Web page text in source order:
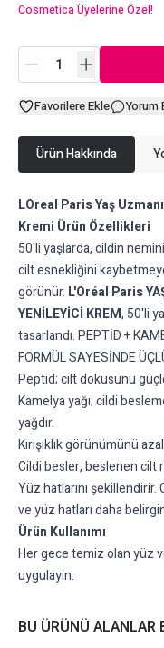
Cosmetica Üyelerine Özel!
Favorilere Ekle Yorum
Ürün Hakkında
LOreal Paris Yaş
Kremi Ürün Özellikleri
50'li yaşlarda, cildin
cilt esnekliğini
görünür. L'Oréal Paris
YENİLEYİCİ KREM, 50'li
tasarlandı. PEPTİD +
FORMÜL SAYESİNDE
Peptid; cilt dokusunu
Kamelya yağı; cildi
yağdır.
Kırışıklık görünümünü
Cildi besler, beslenen cilt
Yüz hatlarını
ve yüz hatları daha
Ürün Kullanımı
Her gece temiz olan yüz
uygulayın.
BU ÜRÜNÜ ALANLAR